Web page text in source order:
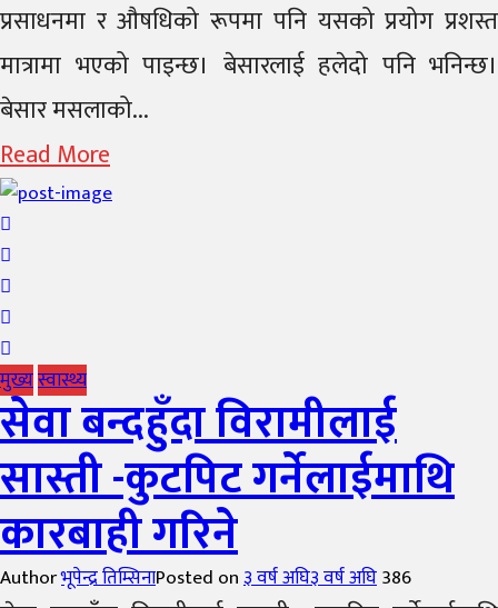
प्रसाधनमा र औषधिको रूपमा पनि यसको प्रयोग प्रशस्त
मात्रामा भएको पाइन्छ। बेसारलाई हलेदो पनि भनिन्छ।
बेसार मसलाको...
Read More
मुख्यस्वास्थ्य
सेवा बन्दहुँदा विरामीलाई
सास्ती -कुटपिट गर्नेलाईमाथि
कारबाही गरिने
Authorभूपेन्द्र तिम्सिनाPosted on३ वर्ष अघि३ वर्ष अघि386